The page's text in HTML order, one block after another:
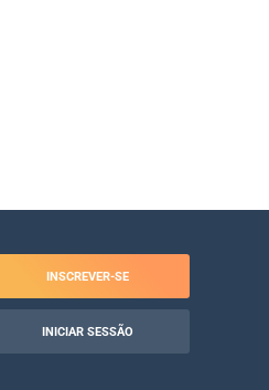
INSCREVER-SE
INICIAR SESSÃO